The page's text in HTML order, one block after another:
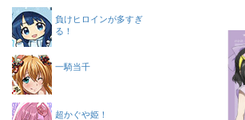
負けヒロインが多すぎ
る！
一騎当千
超かぐや姫！